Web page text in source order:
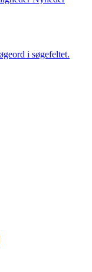
i søgefeltet.